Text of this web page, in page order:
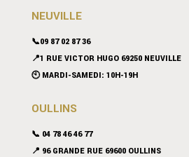
NEUVILLE
📞09 87 02 87 36
📍1 RUE VICTOR HUGO 69250 NEUVILLE
🕙 MARDI-SAMEDI: 10H-19H
OULLINS
📞 04 78 46 46 77
📍 96 GRANDE RUE 69600 OULLINS